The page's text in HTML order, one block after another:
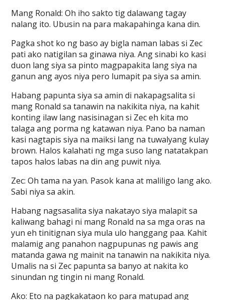
Mang Ronald: Oh iho sakto tig dalawang tagay
nalang ito. Ubusin na para makapahinga kana din.
Pagka shot ko ng baso ay bigla naman labas si Zec
pati ako natigilan sa ginawa niya. Ang sinabi ko kasi
duon lang siya sa pinto magpapakita lang siya na
ganun ang ayos niya pero lumapit pa siya sa amin.
Habang papunta siya sa amin di nakapagsalita si
mang Ronald sa tanawin na nakikita niya, na kahit
konting ilaw lang nasisinagan si Zec eh kita mo
talaga ang porma ng katawan niya. Pano ba naman
kasi nagtapis siya na maiksi lang na tuwalyang kulay
brown. Halos kalahati ng mga suso lang natatakpan
tapos halos labas na din ang puwit niya.
Zec: Oh tama na yan. Pasok kana at maliligo lang ako.
Sabi niya sa akin.
Habang nagsasalita siya nakatayo siya malapit sa
kaliwang bahagi ni mang Ronald na sa mga oras na
yun eh tinitignan siya mula ulo hanggang paa. Kahit
malamig ang panahon nagpupunas ng pawis ang
matanda gawa ng mainit na tanawin na nakikita niya.
Umalis na si Zec papunta sa banyo at nakita ko
sinundan ng tingin ni mang Ronald.
Ako: Eto na pagkakataon ko para matupad ang